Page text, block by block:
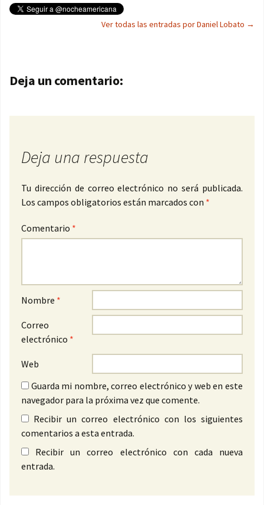
Ver todas las entradas por Daniel Lobato →
Navegación de entradas
Deja un comentario:
Deja una respuesta
Tu dirección de correo electrónico no será publicada.
Los campos obligatorios están marcados con *
Comentario *
Nombre *
Correo
electrónico *
Web
Guarda mi nombre, correo electrónico y web en este
navegador para la próxima vez que comente.
Recibir un correo electrónico con los siguientes
comentarios a esta entrada.
Recibir un correo electrónico con cada nueva
entrada.